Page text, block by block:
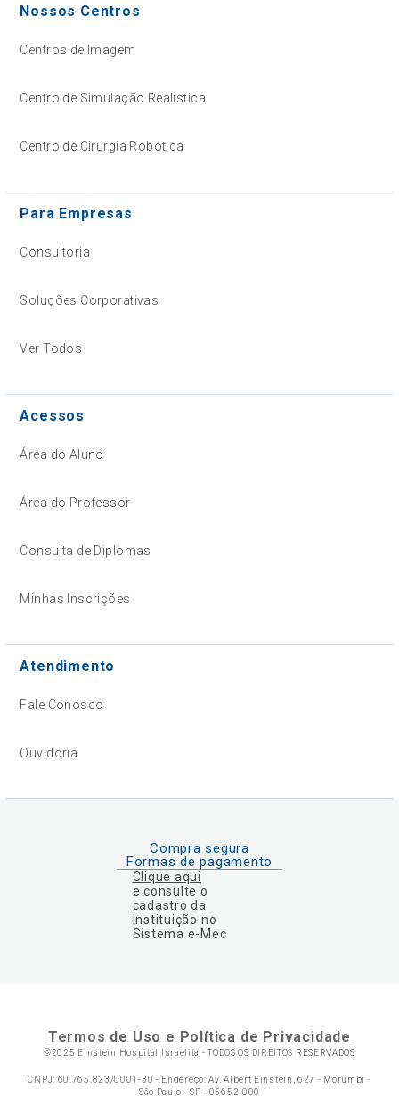
Nossos Centros
Centros de Imagem
Centro de Simulação Realística
Centro de Cirurgia Robótica
Para Empresas
Consultoria
Soluções Corporativas
Ver Todos
Acessos
Área do Aluno
Área do Professor
Consulta de Diplomas
Minhas Inscrições
Atendimento
Fale Conosco
Ouvidoria
Compra segura
Formas de pagamento
Clique aqui
e consulte o
cadastro da
Instituição no
Sistema e-Mec
Termos de Uso e Política de Privacidade
©2025 Einstein Hospital Israelita -TODOS OS DIREITOS RESERVADOS
CNPJ: 60.765.823/0001-30 - Endereço: Av. Albert Einstein, 627 - Morumbi -
São Paulo - SP - 05652-000